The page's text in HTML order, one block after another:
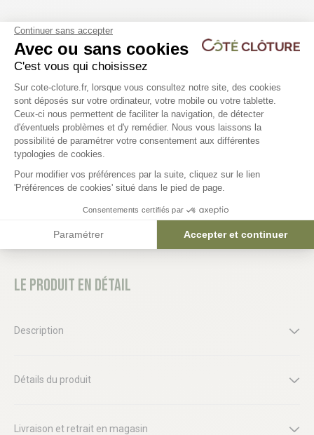
Les produits compatibles
2 déclinaisons
Cloture barreaudée aluminium
H0m75 - MANOIR
161,58 €
Poteau sur platine
/ portillon - MANOIR
196,23 €
Le produit en détail
Description
Détails du produit
Livraison et retrait en magasin
Continuer sans accepter
Avec ou sans cookies
C'est vous qui choisissez
Plateforme de Gestion du
Sur cote-cloture.fr, lorsque vous consultez notre site, des cookies
sont déposés sur votre ordinateur, votre mobile ou votre tablette.
Ceux-ci nous permettent de faciliter la navigation, de détecter
d'éventuels problèmes et d'y remédier. Nous vous laissons la
possibilité de paramétrer votre consentement aux différentes
typologies de cookies.
Pour modifier vos préférences par la suite, cliquez sur le lien
'Préférences de cookies' situé dans le pied de page.
Consentements certifiés par
Paramétrer Accepter et continuer
Axeptio consent